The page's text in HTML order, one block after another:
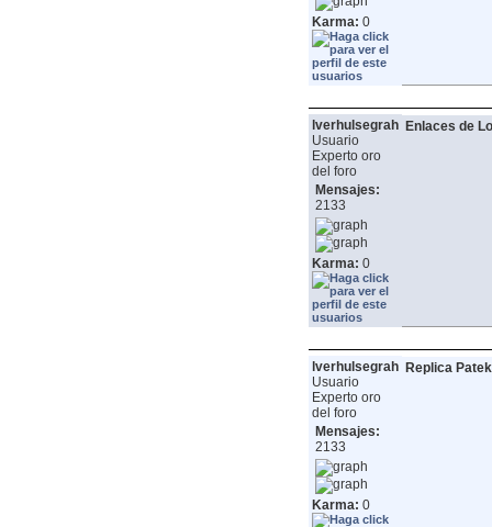
Karma: 0
lverhulsegrah
Usuario
Experto oro
del foro
Mensajes:
2133
Karma: 0
Enlaces de
lverhulsegrah
Usuario
Experto oro
del foro
Mensajes:
2133
Karma: 0
Replica